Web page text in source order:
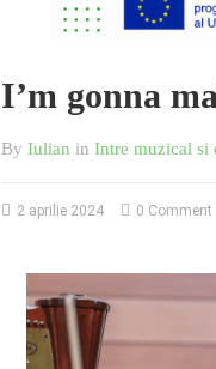
I’m gonna
By Iulian in Intre muzical si
2 aprilie 2024 0 Comment